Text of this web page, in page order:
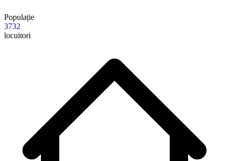
Populație
3732
locuitori